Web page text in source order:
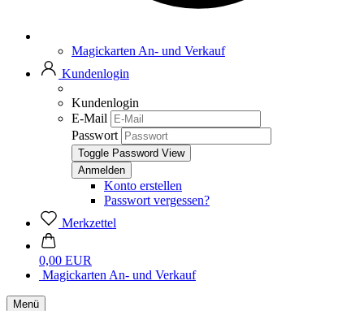
Magickarten An- und Verkauf
Kundenlogin
Kundenlogin
E-Mail
Passwort
Toggle Password View
Konto erstellen
Passwort vergessen?
Merkzettel
0,00 EUR
Magickarten An- und Verkauf
Menü